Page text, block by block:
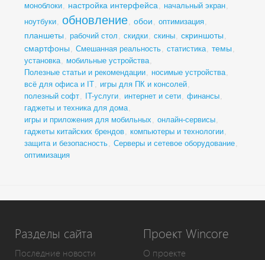
моноблоки, настройка интерфейса, начальный экран,
ноутбуки, обновление, обои , оптимизация,
планшеты , рабочий стол , скидки, скины, скриншоты ,
смартфоны , Смешанная реальность, статистика, темы ,
установка, мобильные устройства,
Полезные статьи и рекомендации, носимые устройства,
всё для офиса и IT, игры для ПК и консолей,
полезный софт, IT-услуги, интернет и сети, финансы,
гаджеты и техника для дома,
игры и приложения для мобильных , онлайн-сервисы,
гаджеты китайских брендов, компьютеры и технологии,
защита и безопасность, Серверы и сетевое оборудование,
оптимизация
Разделы сайта
Последние новости
Проект Wincore
О проекте